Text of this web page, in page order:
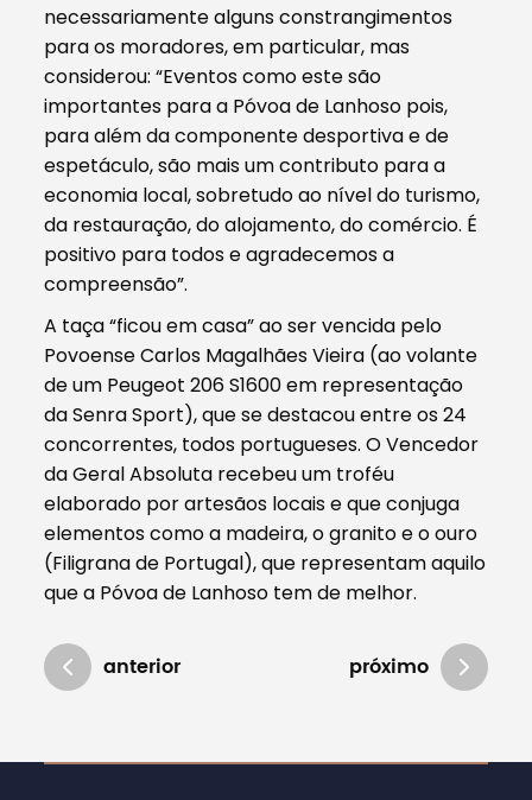
necessariamente alguns constrangimentos
para os moradores, em particular, mas
considerou: “Eventos como este são
importantes para a Póvoa de Lanhoso pois,
para além da componente desportiva e de
espetáculo, são mais um contributo para a
economia local, sobretudo ao nível do turismo,
da restauração, do alojamento, do comércio. É
positivo para todos e agradecemos a
compreensão”.
A taça “ficou em casa” ao ser vencida pelo
Povoense Carlos Magalhães Vieira (ao volante
de um Peugeot 206 S1600 em representação
da Senra Sport), que se destacou entre os 24
concorrentes, todos portugueses. O Vencedor
da Geral Absoluta recebeu um troféu
elaborado por artesãos locais e que conjuga
elementos como a madeira, o granito e o ouro
(Filigrana de Portugal), que representam aquilo
que a Póvoa de Lanhoso tem de melhor.
anterior próximo
Atualizado em 01/08/2024